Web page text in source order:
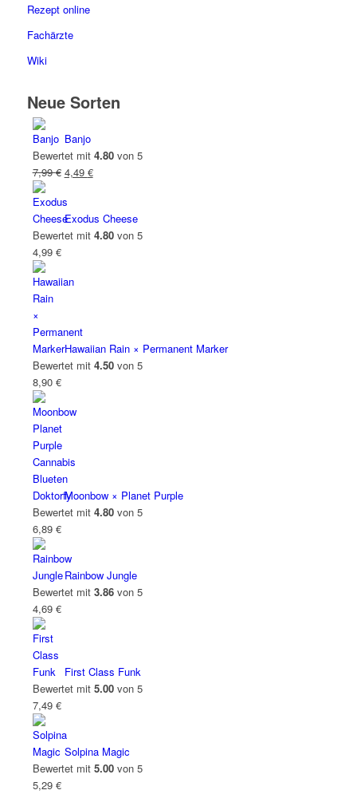
Rezept online
Fachärzte
Wiki
Neue Sorten
Banjo
Bewertet mit 4.80von 5
7,99€ Ursprünglicher
war:
7,99 €
4,49 €Aktueller
4,49 €.
Exodus Cheese
Bewertet mit 4.80von 5
4,99 €
Hawaiian Rain × Permanent Marker
Bewertet mit 4.50von 5
8,90 €
Moonbow × Planet Purple
Bewertet mit 4.80von 5
6,89 €
Rainbow Jungle
Bewertet mit 3.86von 5
4,69 €
First Class Funk
Bewertet mit 5.00von 5
7,49 €
Solpina Magic
Bewertet mit 5.00von 5
5,29 €